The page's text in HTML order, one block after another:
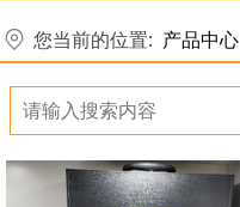
您当前的位置: 产品中心